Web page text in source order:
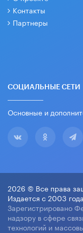
Контакты
Партнеры
СОЦИАЛЬНЫЕ СЕТИ
Основные и
2026 © Все права
Издается с 2003 года
Зарегистрировано
надзору в сфере
технологий и